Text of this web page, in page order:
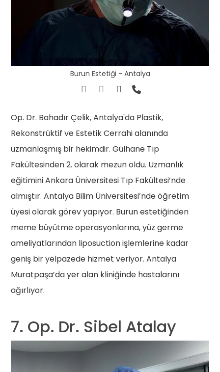
Burun Estetiği - Antalya
Op. Dr. Bahadır Çelik, Antalya'da Plastik,
Rekonstrüktif ve Estetik Cerrahi alanında
uzmanlaşmış bir hekimdir. Gülhane Tıp
Fakültesinden 2. olarak mezun oldu. Uzmanlık
eğitimini Ankara Üniversitesi Tıp Fakültesi’nde
almıştır. Antalya Bilim Üniversitesi’nde öğretim
üyesi olarak görev yapıyor. Burun estetiğinden
meme büyütme operasyonlarına, yüz germe
ameliyatlarından liposuction işlemlerine kadar
geniş bir yelpazede hizmet veriyor. Antalya
Muratpaşa’da yer alan kliniğinde hastalarını
ağırlıyor.
7. Op. Dr. Sibel Atalay